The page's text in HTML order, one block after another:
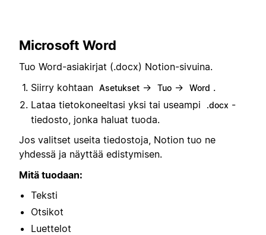
Microsoft Word
Tuo Word-asiakirjat (.docx) Notion-sivuina.
Siirry kohtaan Asetukset → Tuo → Word .
Lataa tietokoneeltasi yksi tai useampi
.docx -
tiedosto, jonka haluat tuoda.
Jos valitset useita tiedostoja, Notion tuo ne
yhdessä ja näyttää edistymisen.
Mitä tuodaan:
Teksti
Otsikot
Luettelot